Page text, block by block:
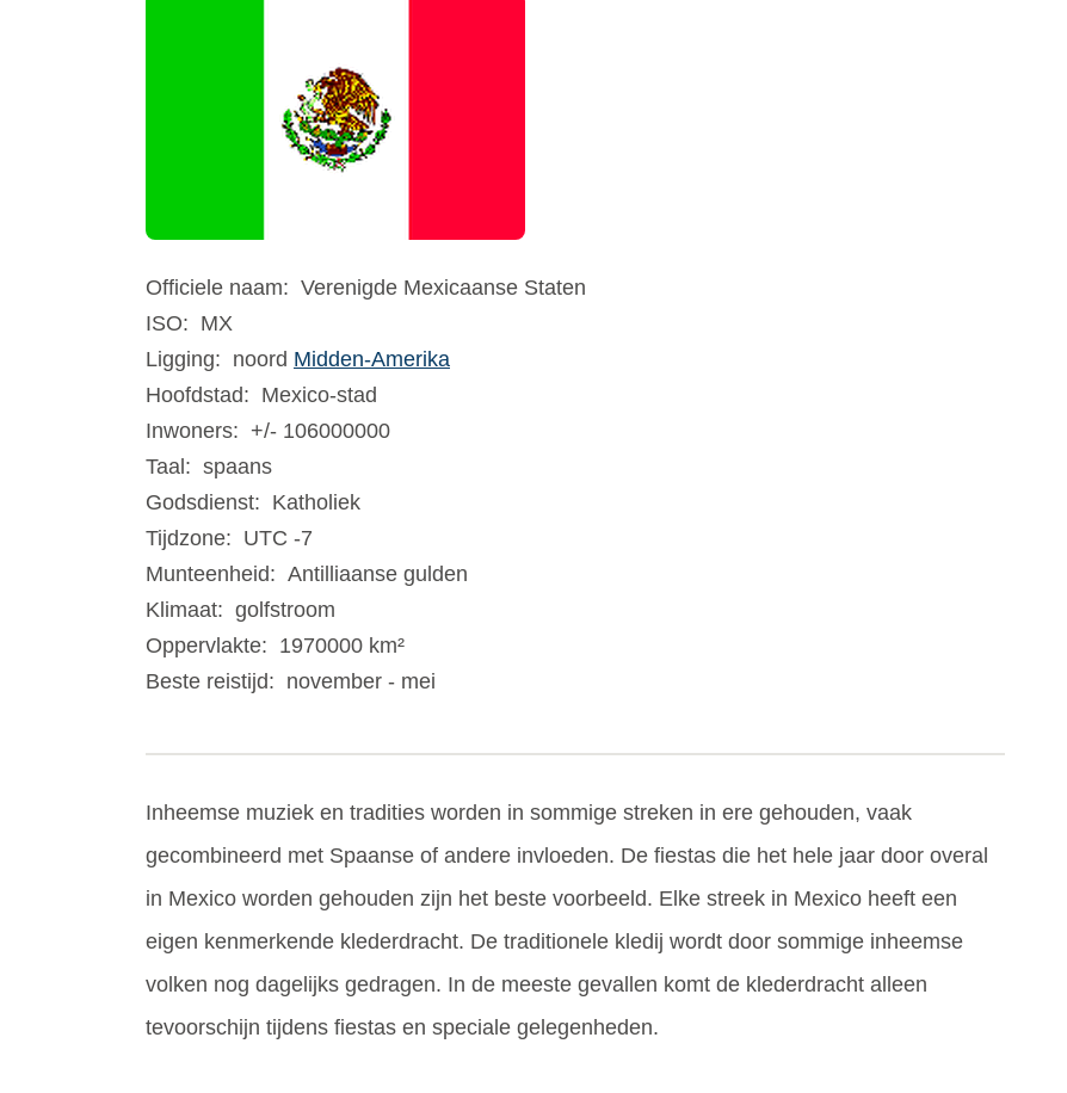
Officiele naam: Verenigde Mexicaanse Staten
ISO: MX
Ligging: noord Midden-Amerika
Hoofdstad: Mexico-stad
Inwoners: +/- 106000000
Taal: spaans
Godsdienst: Katholiek
Tijdzone: UTC -7
Munteenheid: Antilliaanse gulden
Klimaat: golfstroom
Oppervlakte: 1970000 km²
Beste reistijd: november - mei
Inheemse muziek en tradities worden in sommige streken in ere gehouden, vaak
gecombineerd met Spaanse of andere invloeden. De fiestas die het hele jaar door overal
in Mexico worden gehouden zijn het beste voorbeeld. Elke streek in Mexico heeft een
eigen kenmerkende klederdracht. De traditionele kledij wordt door sommige inheemse
volken nog dagelijks gedragen. In de meeste gevallen komt de klederdracht alleen
tevoorschijn tijdens fiestas en speciale gelegenheden.